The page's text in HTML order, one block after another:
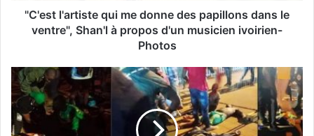
"C'est l'artiste qui me donne des papillons dans le
ventre", Shan'l à propos d'un musicien ivoirien-
Photos